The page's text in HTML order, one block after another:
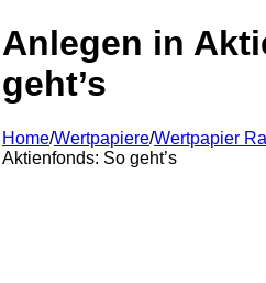
Anlegen in
geht’s
Home/Wertpapiere/Wertpapier
Aktienfonds: So geht’s